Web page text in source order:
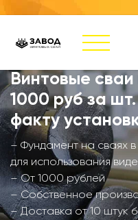
Винтовые сваи
1000 руб за
факту
– Фундамент на сваях
для использования виде
– От 1000 рублей
– Собственное
– Доставка от 10 штук